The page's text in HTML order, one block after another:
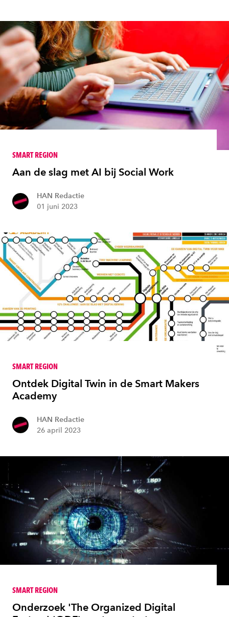
SMART REGION
Aan de slag met AI bij Social Work
HAN Redactie
01 juni 2023
SMART REGION
Ontdek Digital Twin in de Smart Makers
Academy
HAN Redactie
26 april 2023
SMART REGION
Onderzoek 'The Organized Digital